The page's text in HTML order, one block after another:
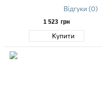
Відгуки (0)
1 523 грн
Купити